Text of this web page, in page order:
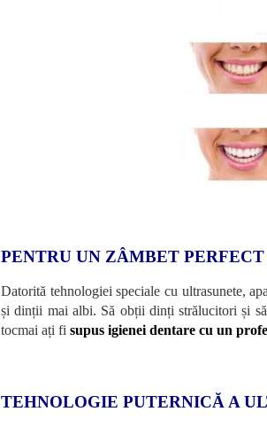
PENTRU UN ZÂMBET
Datorită tehnologiei speciale cu ultrasunete,
și dinții mai albi. Să obții dinți strălucitori și
tocmai ați fi supus igienei dentare cu un
TEHNOLOGIE PUTERNICĂ A